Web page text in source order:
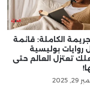
الكاملة: قائمة
بوليسية
تعتزل العالم حتى
2025